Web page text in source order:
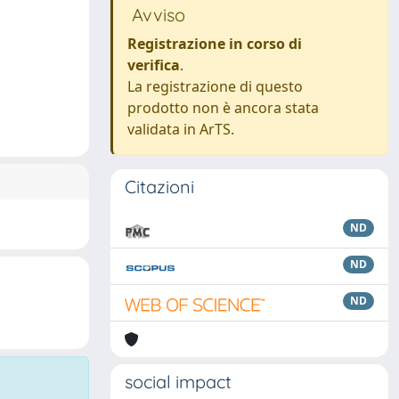
Avviso
Registrazione in corso di
verifica.
La registrazione di questo
prodotto non è ancora stata
validata in ArTS.
Citazioni
ND
ND
ND
social impact